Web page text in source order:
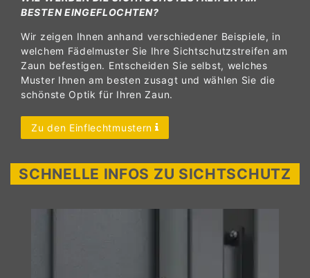
BESTEN EINGEFLOCHTEN?
Wir zeigen Ihnen anhand verschiedener Beispiele, in
welchem Fädelmuster Sie Ihre Sichtschutzstreifen am
Zaun befestigen. Entscheiden Sie selbst, welches
Muster Ihnen am besten zusagt und wählen Sie die
schönste Optik für Ihren Zaun.
Zu den Einflechtmustern
SCHNELLE INFOS ZU SICHTSCHUTZ